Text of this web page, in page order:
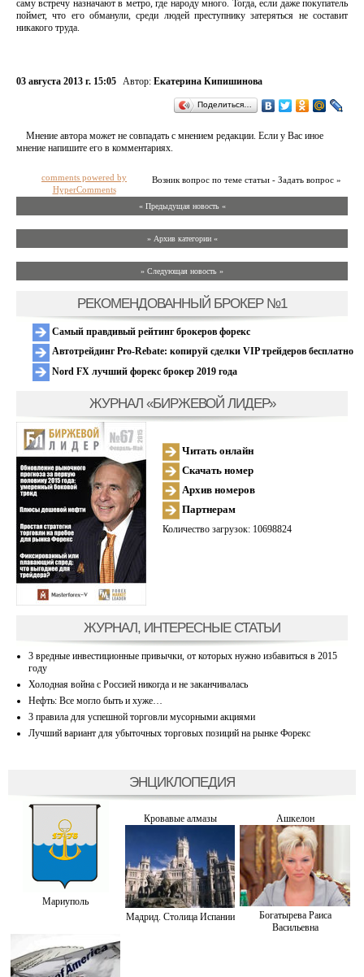
саму встречу назначают в метро, где народу много. Тогда, если даже покупатель
поймет, что его обманули, среди людей преступнику затеряться не составит
никакого труда.
03 августа 2013 г. 15:05 Автор: Екатерина Кипишинова
Поделиться…
Мнение автора может не совпадать с мнением редакции. Если у Вас иное
мнение напишите его в комментариях.
Возник вопрос по теме статьи - Задать вопрос »
comments powered by
HyperComments
« Предыдущая новость «
» Архив категории «
» Следующая новость »
РЕКОМЕНДОВАННЫЙ БРОКЕР №1
Самый правдивый рейтинг брокеров форекс
Автотрейдинг Pro-Rebate: копируй сделки VIP трейдеров бесплатно
Nord FX лучший форекс брокер 2019 года
ЖУРНАЛ «БИРЖЕВОЙ ЛИДЕР»
Читать онлайн
Скачать номер
Архив номеров
Партнерам
Количество загрузок: 10698824
ЖУРНАЛ, ИНТЕРЕСНЫЕ СТАТЬИ
3 вредные инвестиционные привычки, от которых нужно избавиться в 2015
году
Холодная война с Россией никогда и не заканчивалась
Нефть: Все могло быть и хуже…
3 правила для успешной торговли мусорными акциями
Лучший вариант для убыточных торговых позиций на рынке Форекс
ЭНЦИКЛОПЕДИЯ
Мариуполь
Кровавые алмазы Ашкелон
Мадрид. Столица Испании
Богатырева Раиса
Васильевна